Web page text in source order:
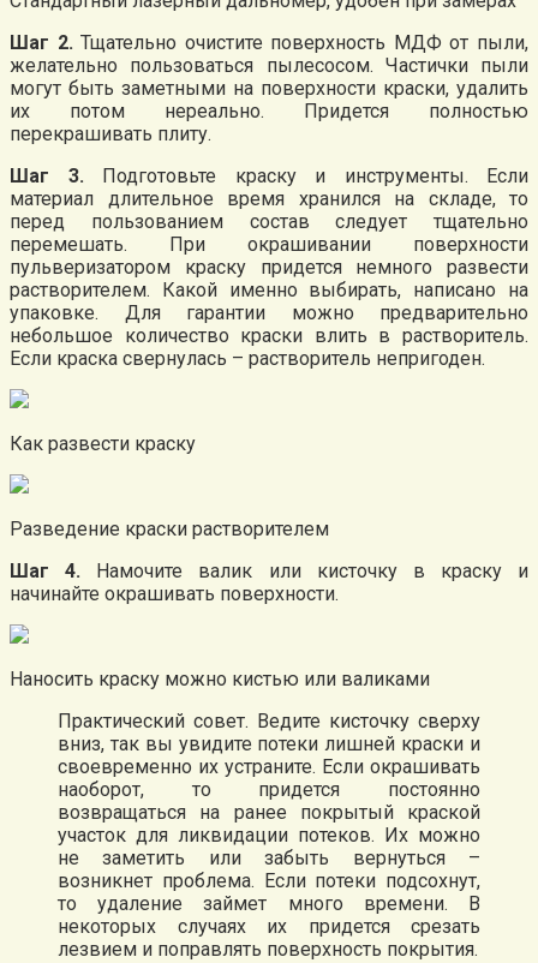
Шаг 2.Тщательно очистите поверхность МДФ от пыли,
желательно пользоваться пылесосом. Частички пыли
могут быть заметными на поверхности краски, удалить
их потом нереально. Придется полностью
перекрашивать плиту.
Шаг 3.Подготовьте краску и инструменты. Если
материал длительное время хранился на складе, то
перед пользованием состав следует тщательно
перемешать. При окрашивании поверхности
пульверизатором краску придется немного развести
растворителем. Какой именно выбирать, написано на
упаковке. Для гарантии можно предварительно
небольшое количество краски влить в растворитель.
Если краска свернулась – растворитель непригоден.
Как развести краску
Разведение краски растворителем
Шаг 4. Намочите валик или кисточку в краску и
начинайте окрашивать поверхности.
Наносить краску можно кистью или валиками
Практический совет. Ведите кисточку сверху
вниз, так вы увидите потеки лишней краски и
своевременно их устраните. Если окрашивать
наоборот, то придется постоянно
возвращаться на ранее покрытый краской
участок для ликвидации потеков. Их можно
не заметить или забыть вернуться –
возникнет проблема. Если потеки подсохнут,
то удаление займет много времени. В
некоторых случаях их придется срезать
лезвием и поправлять поверхность покрытия.